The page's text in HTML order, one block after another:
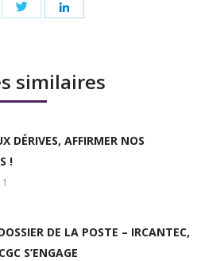
Share
similaires
DÉRIVES, AFFIRMER NOS
!
DE LA POSTE – IRCANTEC,
S’ENGAGE